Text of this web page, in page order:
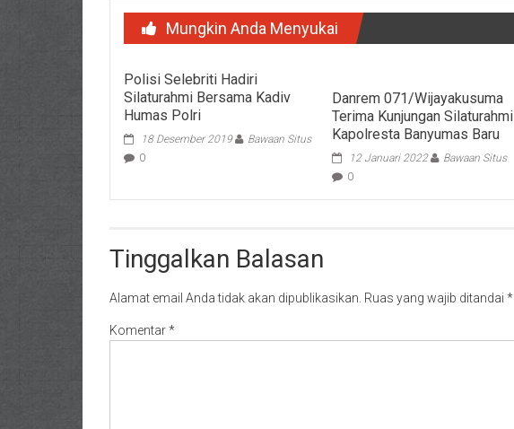
Mungkin Anda Menyukai
Polisi Selebriti Hadiri
Silaturahmi Bersama Kadiv
Humas Polri
18 Desember 2019
Bawaan Situs
0
Danrem 071/Wijayakusuma
Terima Kunjungan Silaturahmi
Kapolresta Banyumas Baru
12 Januari 2022
Bawaan Situs
0
Tinggalkan Balasan
Alamat email Anda tidak akan dipublikasikan. Ruas yang wajib ditandai *
Komentar*